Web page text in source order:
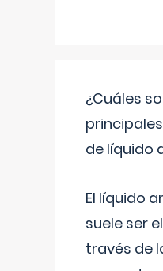
¿Cuáles
de líquido
El líquido
suele ser
través de